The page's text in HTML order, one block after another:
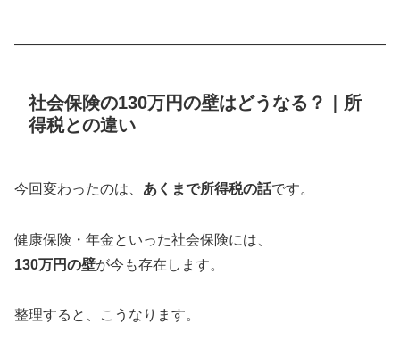
――――――――――――――――――――――――――
社会保険の130万円の壁はどうなる？｜所
得税との違い
今回変わったのは、 あくまで所得税の話です。
健康保険・年金といった社会保険には、
130万円の壁が今も存在します。
整理すると、こうなります。